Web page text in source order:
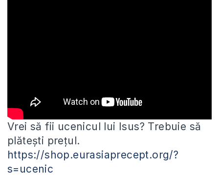
Vrei să fii ucenicul lui Isus? Trebuie să
plătești prețul.
https://shop.eurasiaprecept.org/?
s=ucenic